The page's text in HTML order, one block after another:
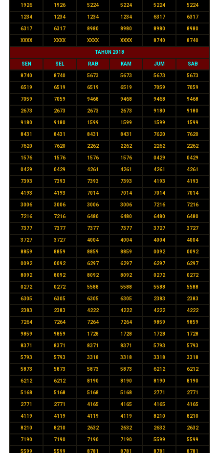
1926 1926 5224 5224 5224 5224
1234 1234 1234 1234 6317 6317
6317 6317 8980 8980 8980 8980
XXXX XXXX XXXX XXXX 8740 8740
TAHUN 2018
SEN SEL RAB KAM JUM SAB
8740 8740 5673 5673 5673 5673
6519 6519 6519 6519 7059 7059
7059 7059 9468 9468 9468 9468
2673 2673 2673 2673 9180 9180
9180 9180 1599 1599 1599 1599
8431 8431 8431 8431 7620 7620
7620 7620 2262 2262 2262 2262
1576 1576 1576 1576 0429 0429
0429 0429 4261 4261 4261 4261
7393 7393 7393 7393 4193 4193
4193 4193 7014 7014 7014 7014
3006 3006 3006 3006 7216 7216
7216 7216 6480 6480 6480 6480
7377 7377 7377 7377 3727 3727
3727 3727 4004 4004 4004 4004
8859 8859 8859 8859 0092 0092
0092 0092 6297 6297 6297 6297
8092 8092 8092 8092 0272 0272
0272 0272 5588 5588 5588 5588
6305 6305 6305 6305 2383 2383
2383 2383 4222 4222 4222 4222
7264 7264 7264 7264 9859 9859
9859 9859 1728 1728 1728 1728
8371 8371 8371 8371 5793 5793
5793 5793 3318 3318 3318 3318
5873 5873 5873 5873 6212 6212
6212 6212 8190 8190 8190 8190
5168 5168 5168 5168 2771 2771
2771 2771 4165 4165 4165 4165
4119 4119 4119 4119 8210 8210
8210 8210 2632 2632 2632 2632
7190 7190 7190 7190 5599 5599
5599 5599 8781 8781 8781 8781